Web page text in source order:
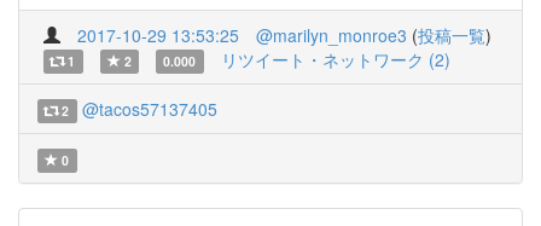
2017-10-29 13:53:25 @marilyn_monroe3 (投稿一覧)
1 2 0.000 リツイート・ネットワーク (2)
2 @tacos57137405
0